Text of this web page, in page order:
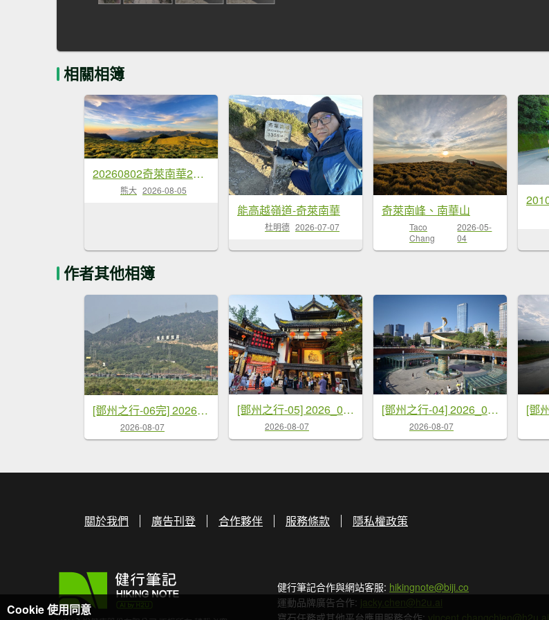
相關相簿
20260802奇萊南華2天1夜，住宿五星級山屋
熊大 2026-08-05
能高越嶺道-奇萊南華
杜明德 2026-07-07
奇萊南峰、南華山
Taco
Chang
2026-05-
04
作者其他相簿
[鄧州之行-06完] 2026_0720 成都-深圳-桃園
2026-08-07
[鄧州之行-05] 2026_0719 成都-錦里
2026-08-07
[鄧州之行-04] 2026_0719 成都-天府廣場
2026-08-07
關於我們 廣告刊登 合作夥伴 服務條款 隱私權政策
健行筆記合作與網站客服: hikingnote@biji.co
運動品牌廣告合作: jacky.chen@h2u.ai
寶石任務或其他平台應用服務合作: vincent.changchien@h2u.ai
Cookie 使用同意